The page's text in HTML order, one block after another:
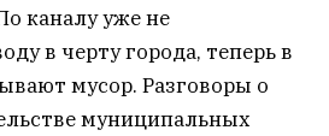
каналу уже не
в черту города, теперь в
мусор. Разговоры о
муниципальных